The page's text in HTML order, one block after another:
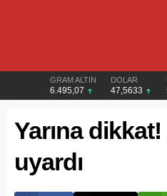
GRAM ALTIN
6.495,07
DOLAR
47,5633
Yarına
uyardı